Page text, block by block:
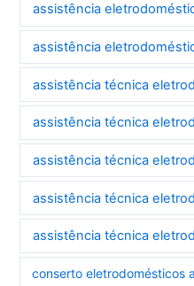
assistência
assistência
assistência técnica
assistência técnica
assistência técnica
assistência técnica
assistência técnica
conserto eletrodomésticos